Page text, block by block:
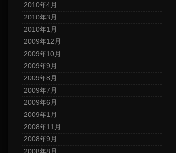
2010年4月
2010年3月
2010年1月
2009年12月
2009年10月
2009年9月
2009年8月
2009年7月
2009年6月
2009年1月
2008年11月
2008年9月
2008年8月